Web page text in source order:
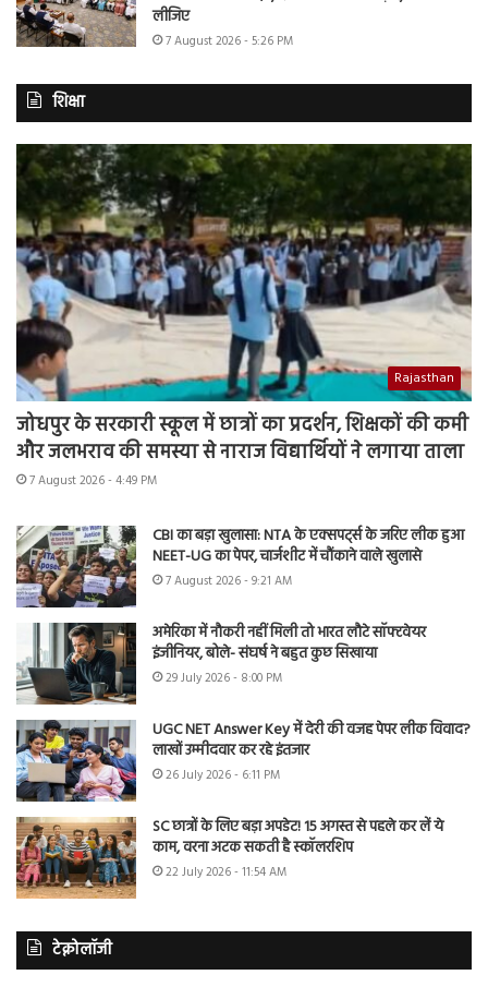
लीजिए
7 August 2026 - 5:26 PM
शिक्षा
Rajasthan
जोधपुर के सरकारी स्कूल में छात्रों का प्रदर्शन, शिक्षकों की कमी
और जलभराव की समस्या से नाराज विद्यार्थियों ने लगाया ताला
7 August 2026 - 4:49 PM
CBI का बड़ा खुलासा: NTA के एक्सपर्ट्स के जरिए लीक हुआ
NEET-UG का पेपर, चार्जशीट में चौंकाने वाले खुलासे
7 August 2026 - 9:21 AM
अमेरिका में नौकरी नहीं मिली तो भारत लौटे सॉफ्टवेयर
इंजीनियर, बोले- संघर्ष ने बहुत कुछ सिखाया
29 July 2026 - 8:00 PM
UGC NET Answer Key में देरी की वजह पेपर लीक विवाद?
लाखों उम्मीदवार कर रहे इंतजार
26 July 2026 - 6:11 PM
SC छात्रों के लिए बड़ा अपडेट! 15 अगस्त से पहले कर लें ये
काम, वरना अटक सकती है स्कॉलरशिप
22 July 2026 - 11:54 AM
टेक्नोलॉजी